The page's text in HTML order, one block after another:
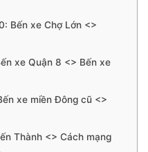
Bến xe Chợ Lớn <>
xe Quận 8 <> Bến xe
xe miền Đông cũ <>
Thành <> Cách mạng